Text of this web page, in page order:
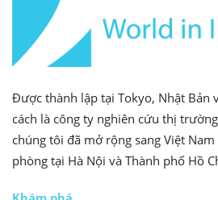
Được thành lập tại Tokyo, Nhật Bản
cách là công ty nghiên cứu thị
chúng tôi đã mở rộng sang Việt
phòng tại Hà Nội và Thành phố Hồ